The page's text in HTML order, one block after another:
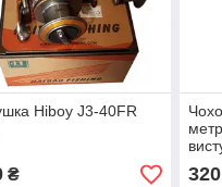
Hiboy J3-40FR
₴ 320